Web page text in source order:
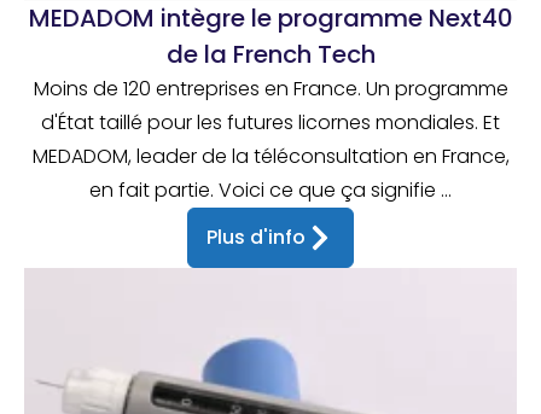
MEDADOM intègre le programme Next40
de la French Tech
Moins de 120 entreprises en France. Un programme
d'État taillé pour les futures licornes mondiales. Et
MEDADOM, leader de la téléconsultation en France,
en fait partie. Voici ce que ça signifie ...
Plus d'info